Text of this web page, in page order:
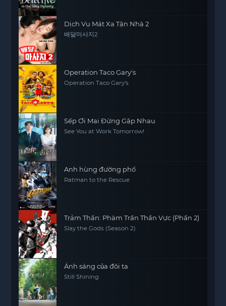
Dịch Vụ Mát Xa Tận Nhà 2
배달마사지2
Operation Taco Gary's
Operation Taco Gary's
Sếp Ơi Mai Đừng Gặp Nhau
See You at Work Tomorrow!
Anh hùng đường phố
Ratman to the Rescue
Trảm Thần: Phàm Trần Thần Vực (Phần 2)
Slay the Gods (Season 2)
Ánh sáng của đôi ta
Still Shining